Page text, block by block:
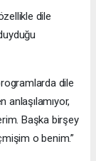
dile
dile
Başka birşey
o benim.”